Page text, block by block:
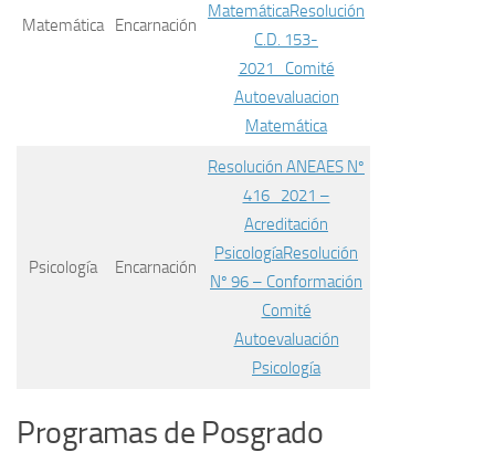
Matemática Encarnación
MatemáticaResolución
C.D. 153-
2021_Comité
Autoevaluacion
Matemática
Psicología Encarnación
Resolución ANEAES Nº
416_2021 –
Acreditación
PsicologíaResolución
Nº 96 – Conformación
Comité
Autoevaluación
Psicología
Programas de Posgrado